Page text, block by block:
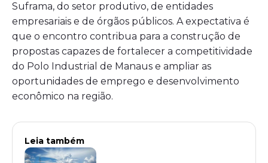
Suframa, do setor produtivo, de entidades
empresariais e de órgãos públicos. A expectativa é
que o encontro contribua para a construção de
propostas capazes de fortalecer a competitividade
do Polo Industrial de Manaus e ampliar as
oportunidades de emprego e desenvolvimento
econômico na região.
Leia também